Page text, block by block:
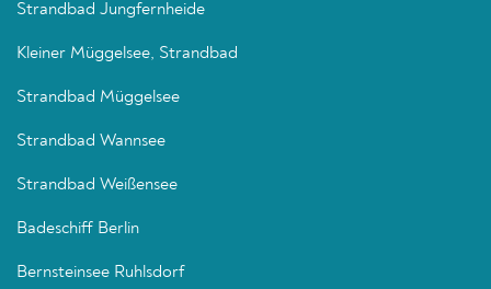
Strandbad Jungfernheide
Kleiner Müggelsee, Strandbad
Strandbad Müggelsee
Strandbad Wannsee
Strandbad Weißensee
Badeschiff Berlin
Bernsteinsee Ruhlsdorf